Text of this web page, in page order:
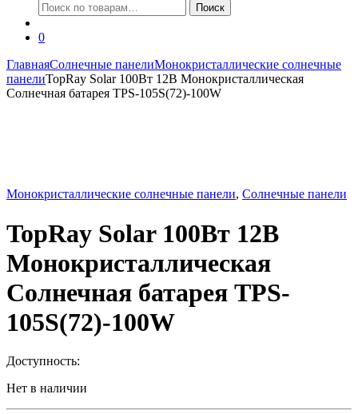
Искать:
Поиск
0
ГлавнаяСолнечные панелиМонокристаллические солнечные
панелиTopRay Solar 100Вт 12В Монокристаллическая
Солнечная батарея TPS-105S(72)-100W
Монокристаллические солнечные панели, Солнечные панели
TopRay Solar 100Вт 12В
Монокристаллическая
Солнечная батарея TPS-
105S(72)-100W
Доступность:
Нет в наличии